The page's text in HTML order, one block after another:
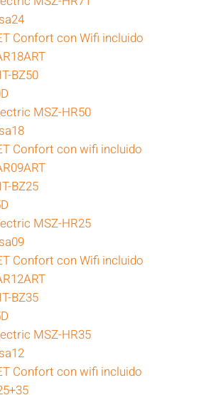
Confort con Wifi incluido
BZ50
MSZ-HR50
Confort con wifi incluido
BZ25
MSZ-HR25
Confort con Wifi incluido
BZ35
MSZ-HR35
Confort con wifi incluido